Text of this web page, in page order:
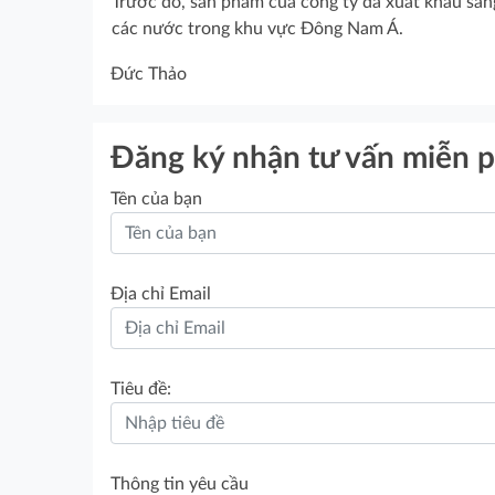
các nước trong khu vực Đông Nam Á.
Đức Thảo
Đăng ký nhận tư vấn miễn
Tên của bạn
Địa chỉ Email
Tiêu đề:
Thông tin yêu cầu